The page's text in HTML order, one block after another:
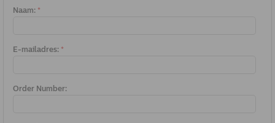
Naam: *
E-mailadres: *
Order Number: